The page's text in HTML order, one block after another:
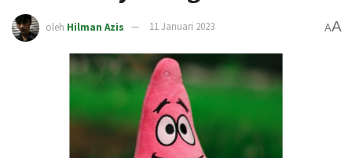
oleh Hilman Azis 11 Januari 2023 AA